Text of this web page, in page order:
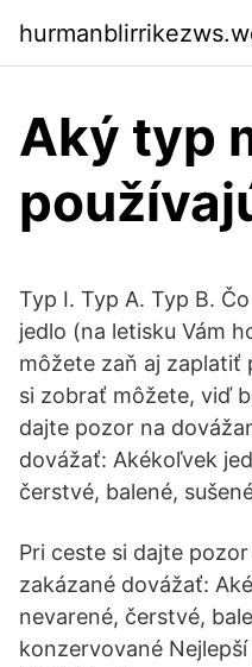
Aký typ
Typ I. Typ A. Typ B.
jedlo (na letisku Vám
môžete zaň aj zaplatiť
si zobrať môžete, viď
dajte pozor na
dovážať: Akékoľvek
čerstvé, balené,
Pri ceste si dajte
zakázané dovážať:
nevarené, čerstvé,
konzervované